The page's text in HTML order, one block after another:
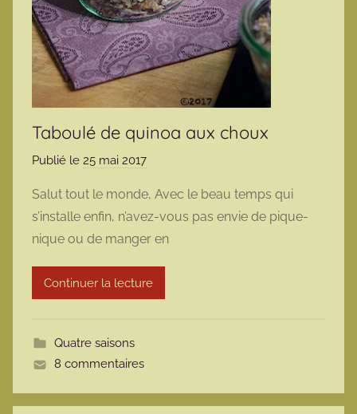
Taboulé de quinoa aux choux
Publié le 25 mai 2017
r
m
a
r
m
Salut tout le monde, Avec le beau temps qui
s’installe enfin, n’avez-vous pas envie de pique-
nique ou de manger en
Continuer la lecture
Quatre saisons
8 commentaires